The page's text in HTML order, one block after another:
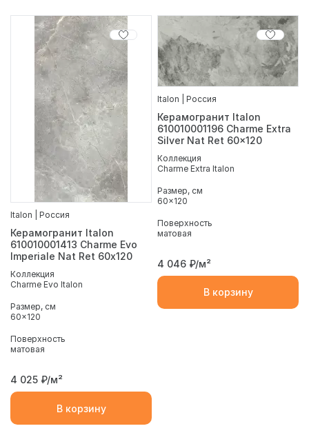
Italon | Россия
Керамогранит Italon
610010001413 Charme Evo
Imperiale Nat Ret 60х120
Коллекция
Charme Evo Italon
Размер, см
60x120
Поверхность
матовая
4 025 ₽/м²
В корзину
Italon | Россия
Керамогранит Italon
610010001196 Charme Extra
Silver Nat Ret 60x120
Коллекция
Charme Extra Italon
Размер, см
60x120
Поверхность
матовая
4 046 ₽/м²
В корзину